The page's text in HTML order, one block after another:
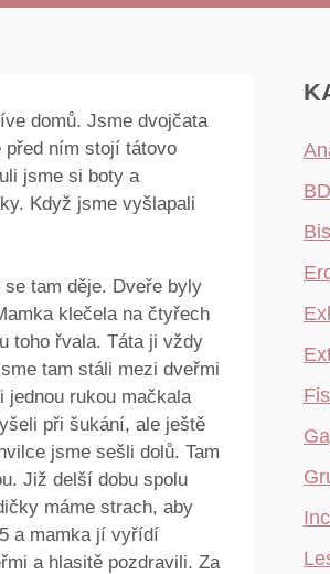
domů. Jsme dvojčata
ním stojí tátovo
jsme si boty a
Když jsme vyšlapali
tam děje. Dveře byly
klečela na čtyřech
toho řvala. Táta ji vždy
tam stáli mezi dveřmi
jednou rukou mačkala
při šukání, ale ještě
jsme sešli dolů. Tam
Již delší dobu spolu
máme strach, aby
a mamka jí vyřídí
a hlasitě pozdravili. Za